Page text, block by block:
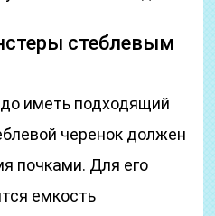
стеблевым
иметь подходящий
черенок должен
почками. Для его
емкость